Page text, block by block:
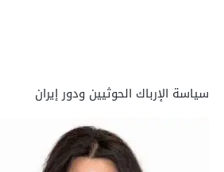
سياسة الإرباك الحوثيين ودور إيران